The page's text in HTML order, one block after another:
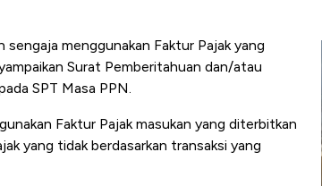
sengaja menggunakan Faktur Pajak yang
Surat Pemberitahuan dan/atau
SPT Masa PPN.
Faktur Pajak masukan yang diterbitkan
yang tidak berdasarkan transaksi yang